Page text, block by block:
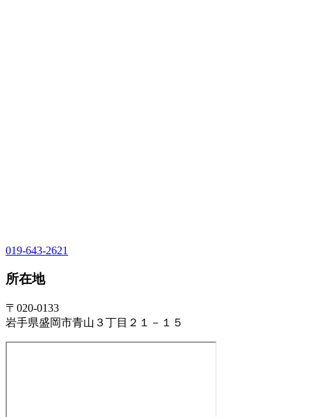
019-643-2621
所在地
〒020-0133
岩手県盛岡市青山３丁目２１－１５